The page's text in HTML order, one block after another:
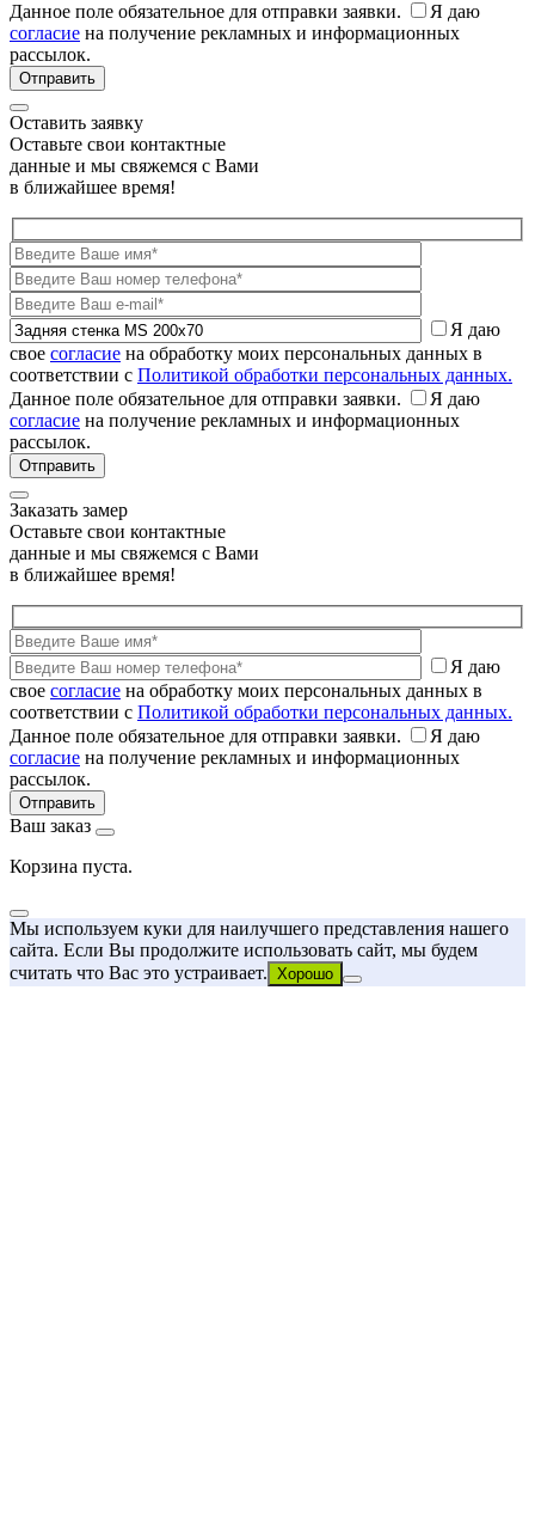
Данное поле обязательное для отправки заявки.
Я даю
согласие на получение рекламных и информационных
рассылок.
Оставить заявку
Оставьте свои контактные
данные и мы свяжемся с Вами
в ближайшее время!
Я даю
свое согласие на обработку моих персональных данных в
соответствии с Политикой обработки персональных данных.
Данное поле обязательное для отправки заявки.
Я даю
согласие на получение рекламных и информационных
рассылок.
Заказать замер
Оставьте свои контактные
данные и мы свяжемся с Вами
в ближайшее время!
Я даю
свое согласие на обработку моих персональных данных в
соответствии с Политикой обработки персональных данных.
Данное поле обязательное для отправки заявки.
Я даю
согласие на получение рекламных и информационных
рассылок.
Ваш заказ
Корзина пуста.
Мы используем куки для наилучшего представления нашего
сайта. Если Вы продолжите использовать сайт, мы будем
считать что Вас это устраивает. Хорошо